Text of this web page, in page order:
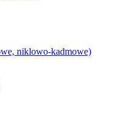
niklowo-kadmowe)